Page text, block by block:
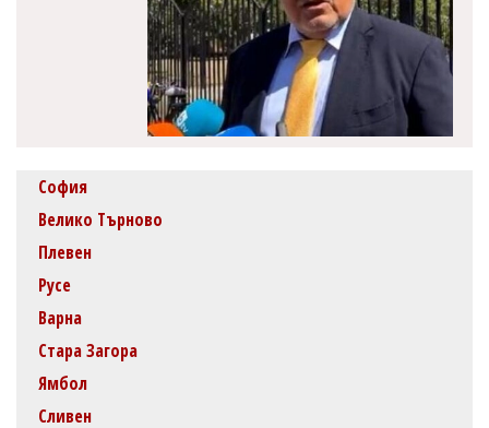
София
Велико Търново
Плевен
Русе
Варна
Стара Загора
Ямбол
Сливен